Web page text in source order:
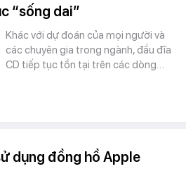
“sống dai”
Khác với dự đoán của mọi người và
các chuyên gia trong ngành, đầu đĩa
CD tiếp tục tồn tại trên các dòng…
dụng đồng hồ Apple